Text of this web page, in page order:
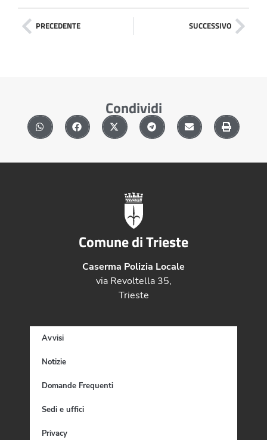
PRECEDENTE SUCCESSIVO
Condividi
Comune di Trieste
Caserma Polizia Locale
via Revoltella 35,
Trieste
Avvisi
Notizie
Domande Frequenti
Sedi e uffici
Privacy